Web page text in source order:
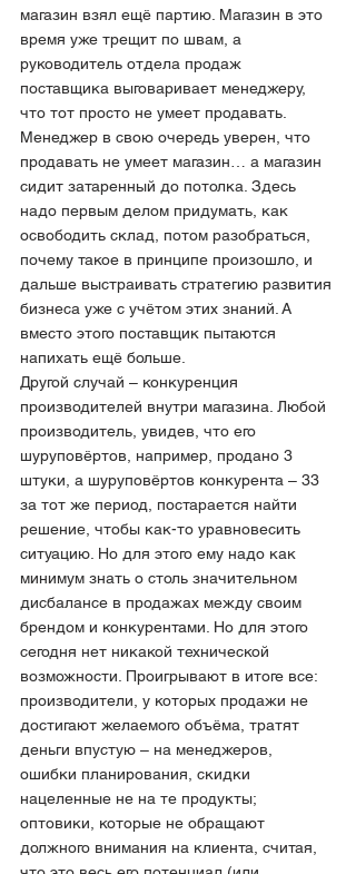
магазин взял ещё партию. Магазин в это
время уже трещит по швам, а
руководитель отдела продаж
поставщика выговаривает менеджеру,
что тот просто не умеет продавать.
Менеджер в свою очередь уверен, что
продавать не умеет магазин… а магазин
сидит затаренный до потолка. Здесь
надо первым делом придумать, как
освободить склад, потом разобраться,
почему такое в принципе произошло, и
дальше выстраивать стратегию развития
бизнеса уже с учётом этих знаний. А
вместо этого поставщик пытаются
напихать ещё больше.
Другой случай – конкуренция
производителей внутри магазина. Любой
производитель, увидев, что его
шуруповёртов, например, продано 3
штуки, а шуруповёртов конкурента – 33
за тот же период, постарается найти
решение, чтобы как-то уравновесить
ситуацию. Но для этого ему надо как
минимум знать о столь значительном
дисбалансе в продажах между своим
брендом и конкурентами. Но для этого
сегодня нет никакой технической
возможности. Проигрывают в итоге все:
производители, у которых продажи не
достигают желаемого объёма, тратят
деньги впустую – на менеджеров,
ошибки планирования, скидки
нацеленные не на те продукты;
оптовики, которые не обращают
должного внимания на клиента, считая,